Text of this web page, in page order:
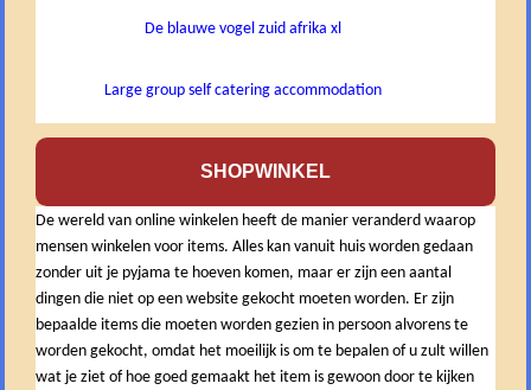
De blauwe vogel zuid afrika xl
Large group self catering accommodation
SHOPWINKEL
De wereld van online winkelen heeft de manier veranderd waarop
mensen winkelen voor items. Alles kan vanuit huis worden gedaan
zonder uit je pyjama te hoeven komen, maar er zijn een aantal
dingen die niet op een website gekocht moeten worden. Er zijn
bepaalde items die moeten worden gezien in persoon alvorens te
worden gekocht, omdat het moeilijk is om te bepalen of u zult willen
wat je ziet of hoe goed gemaakt het item is gewoon door te kijken